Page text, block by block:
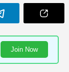
Join Now